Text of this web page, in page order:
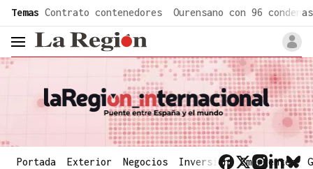
Temas Contrato contenedores Ourensano con 96 condenas
header.menu.open
Portada Exterior Negocios Inversión Emergentes